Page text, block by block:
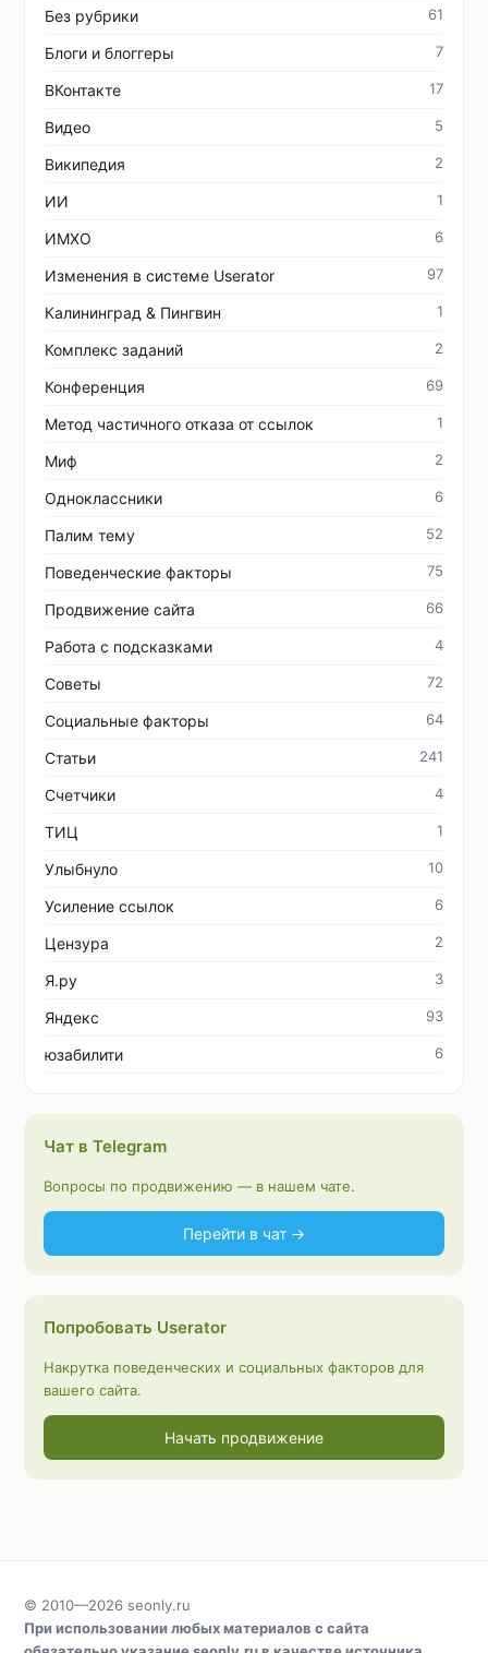
Без рубрики 61
Блоги и блоггеры 7
ВКонтакте 17
Видео 5
Википедия 2
ИИ 1
ИМХО 6
Изменения в системе Userator 97
Калининград & Пингвин 1
Комплекс заданий 2
Конференция 69
Метод частичного отказа от ссылок 1
Миф 2
Одноклассники 6
Палим тему 52
Поведенческие факторы 75
Продвижение сайта 66
Работа с подсказками 4
Советы 72
Социальные факторы 64
Статьи 241
Счетчики 4
ТИЦ 1
Улыбнуло 10
Усиление ссылок 6
Цензура 2
Я.ру 3
Яндекс 93
юзабилити 6
Чат в Telegram
Вопросы по продвижению — в нашем чате.
Перейти в чат →
Попробовать Userator
Накрутка поведенческих и социальных факторов для
вашего сайта.
Начать продвижение
© 2010—2026 seonly.ru
При использовании любых материалов с сайта